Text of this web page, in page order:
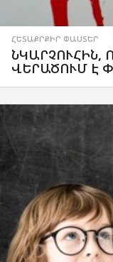
ՀԵՏԱՔՐՔԻՐ ՓԱՍՏԵՐ
ՆԿԱՐՉՈՒՀԻՆ,
ՎԵՐԱԾՈՒՄ Է